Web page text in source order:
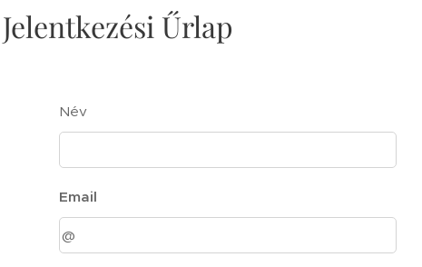
Jelentkezési Űrlap
Név
Email